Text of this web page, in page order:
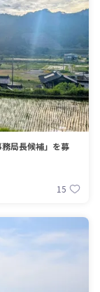
局長候補」を募
15